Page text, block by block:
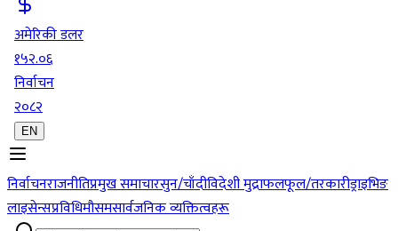
अमेरिकी डलर
१५२.०६
निर्वाचन
२०८२
EN
निर्वाचनराजनीतिप्रमुख समाचारसुन/चाँदीविदेशी मुद्राफलफूल/तरकारीड्राइभिङ
लाइसेन्सप्रविधिमौसमसार्वजनिक व्यक्तित्वहरू